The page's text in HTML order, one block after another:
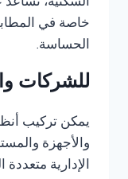
السكنية،
خاصة في
الحساسة.
للشركات
يمكن تركيب
والأجهزة
الإدارية متعددة